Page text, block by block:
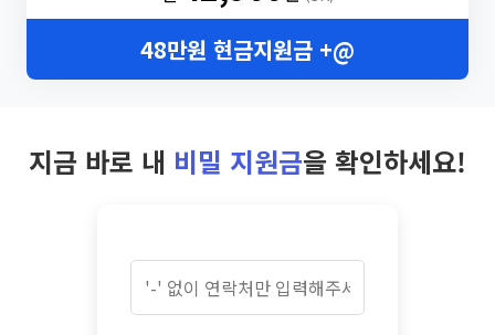
48만원 현금지원금 +@
지금 바로 내 비밀 지원금을 확인하세요!